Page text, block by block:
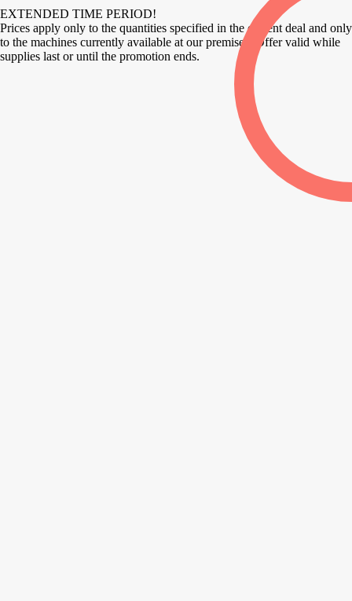
EXTENDED TIME PERIOD!
Prices apply only to the quantities specified in the current deal and only
to the machines currently available at our premises. Offer valid while
supplies last or until the promotion ends.